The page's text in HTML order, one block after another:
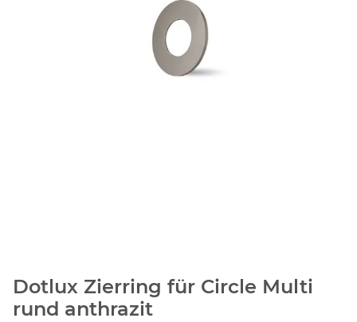
Dotlux Zierring für Circle Multi
rund anthrazit